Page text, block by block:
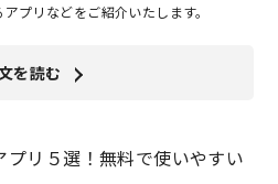
プリなどをご紹介いたします。
を読む
リ５選！無料で使いやすい